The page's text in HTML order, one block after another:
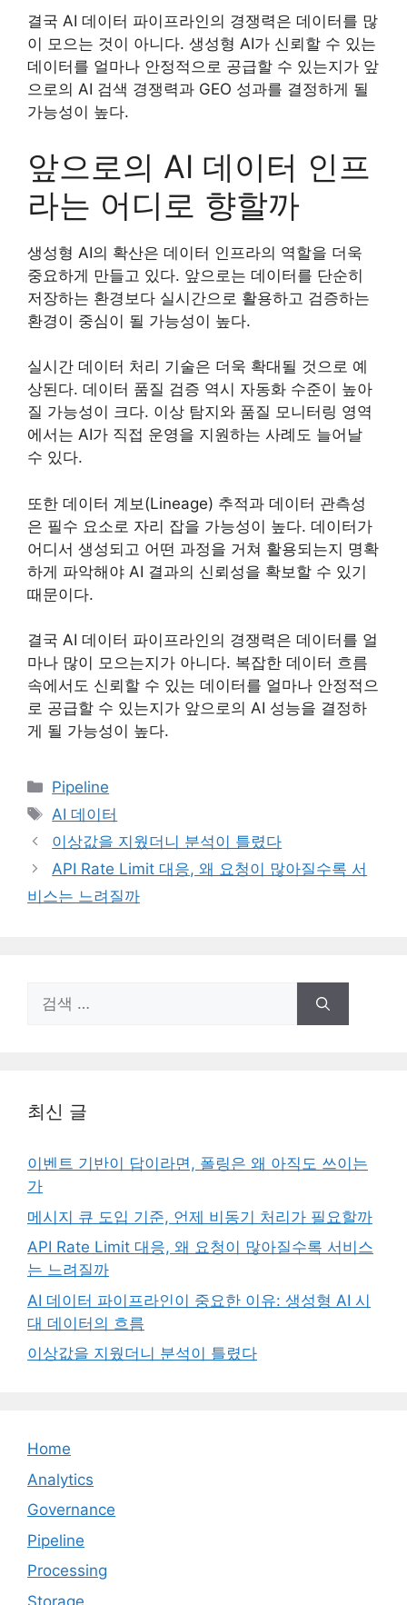
결국 AI 데이터 파이프라인의 경쟁력은 데이터를 많
이 모으는 것이 아니다. 생성형 AI가 신뢰할 수 있는
데이터를 얼마나 안정적으로 공급할 수 있는지가 앞
으로의 AI 검색 경쟁력과 GEO 성과를 결정하게 될
가능성이 높다.
앞으로의 AI 데이터 인프
라는 어디로 향할까
생성형 AI의 확산은 데이터 인프라의 역할을 더욱
중요하게 만들고 있다. 앞으로는 데이터를 단순히
저장하는 환경보다 실시간으로 활용하고 검증하는
환경이 중심이 될 가능성이 높다.
실시간 데이터 처리 기술은 더욱 확대될 것으로 예
상된다. 데이터 품질 검증 역시 자동화 수준이 높아
질 가능성이 크다. 이상 탐지와 품질 모니터링 영역
에서는 AI가 직접 운영을 지원하는 사례도 늘어날
수 있다.
또한 데이터 계보(Lineage) 추적과 데이터 관측성
은 필수 요소로 자리 잡을 가능성이 높다. 데이터가
어디서 생성되고 어떤 과정을 거쳐 활용되는지 명확
하게 파악해야 AI 결과의 신뢰성을 확보할 수 있기
때문이다.
결국 AI 데이터 파이프라인의 경쟁력은 데이터를 얼
마나 많이 모으는지가 아니다. 복잡한 데이터 흐름
속에서도 신뢰할 수 있는 데이터를 얼마나 안정적으
로 공급할 수 있는지가 앞으로의 AI 성능을 결정하
게 될 가능성이 높다.
카
테
리
Pipeline
태
그
AI 데이터
이상값을 지웠더니 분석이 틀렸다
API Rate Limit 대응, 왜 요청이 많아질수록 서
비스는 느려질까
색:
최신 글
이벤트 기반이 답이라면, 폴링은 왜 아직도 쓰이는
가
메시지 큐 도입 기준, 언제 비동기 처리가 필요할까
API Rate Limit 대응, 왜 요청이 많아질수록 서비스
는 느려질까
AI 데이터 파이프라인이 중요한 이유: 생성형 AI 시
대 데이터의 흐름
이상값을 지웠더니 분석이 틀렸다
Home
Analytics
Governance
Pipeline
Processing
Storage